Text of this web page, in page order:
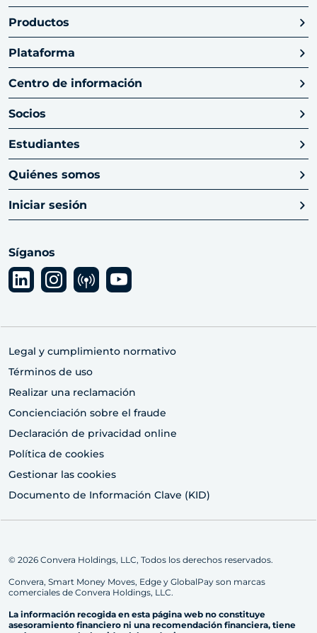
Productos
Plataforma
Centro de información
Socios
Estudiantes
Quiénes somos
Iniciar sesión
Síganos
Legal y cumplimiento normativo
Términos de uso
Realizar una reclamación
Concienciación sobre el fraude
Declaración de privacidad online
Política de cookies
Gestionar las cookies
Documento de Información Clave (KID)
© 2026 Convera Holdings, LLC, Todos los derechos reservados.
Convera, Smart Money Moves, Edge y GlobalPay son marcas
comerciales de Convera Holdings, LLC.
La información recogida en esta página web no constituye
asesoramiento financiero ni una recomendación financiera, tiene